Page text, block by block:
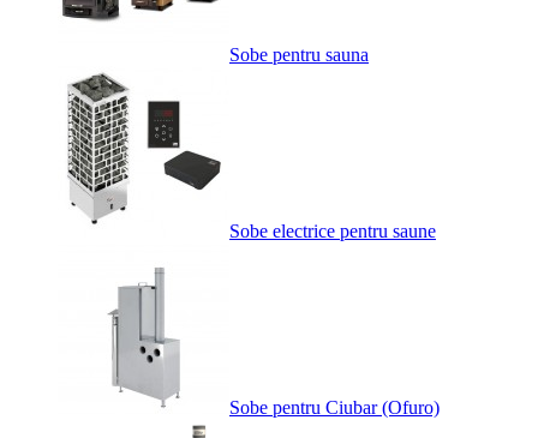
Sobe pentru sauna
Sobe electrice pentru saune
Sobe pentru Ciubar (Ofuro)